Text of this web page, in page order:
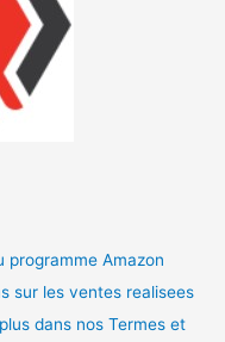
programme Amazon
sur les ventes realisees
dans nos Termes et